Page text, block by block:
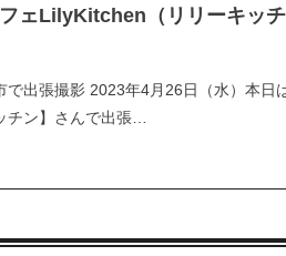
フェLilyKitchen（リリーキッ
で出張撮影 2023年4月26日（水）本日
チン】さんで出張…